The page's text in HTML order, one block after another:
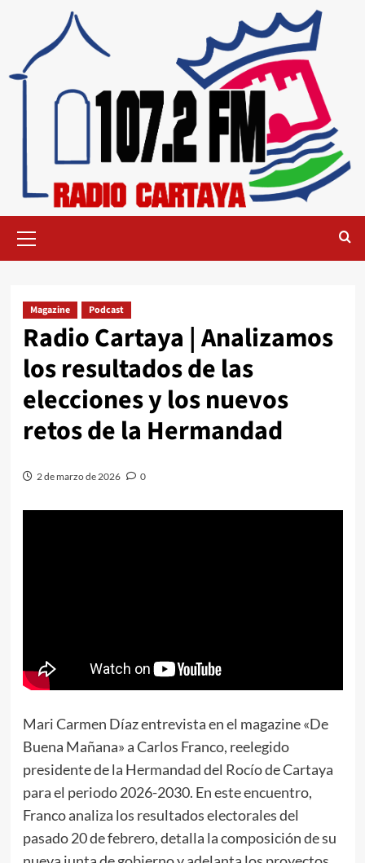
Magazine Podcast
Radio Cartaya | Analizamos
los resultados de las
elecciones y los nuevos
retos de la Hermandad
2 de marzo de 2026 0
Mari Carmen Díaz entrevista en el magazine «De
Buena Mañana» a Carlos Franco, reelegido
presidente de la Hermandad del Rocío de Cartaya
para el periodo 2026-2030. En este encuentro,
Franco analiza los resultados electorales del
pasado 20 de febrero, detalla la composición de su